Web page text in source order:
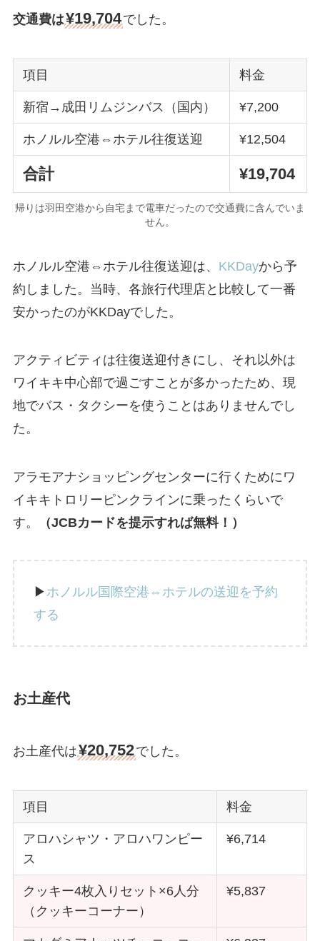
交通費は¥19,704でした。
項目 料金
新宿→成田リムジンバス（国内） ¥7,200
ホノルル空港⇔ホテル往復送迎 ¥12,504
合計 ¥19,704
帰りは羽田空港から自宅まで電車だったので交通費に含んでいま
せん。
ホノルル空港⇔ホテル往復送迎は、 KKDayから予
約しました。当時、各旅行代理店と比較して一番
安かったのがKKDayでした。
アクティビティは往復送迎付きにし、それ以外は
ワイキキ中心部で過ごすことが多かったため、現
地でバス・タクシーを使うことはありませんでし
た。
アラモアナショッピングセンターに行くためにワ
イキキトロリーピンクラインに乗ったくらいで
す。
（JCBカードを提示すれば無料！）
▶︎ ホノルル国際空港⇔ホテルの送迎を予約
する
お土産代
お土産代は¥20,752でした。
項目 料金
アロハシャツ・アロハワンピー
ス
¥6,714
クッキー4枚入りセット×6人分
（クッキーコーナー）
¥5,837